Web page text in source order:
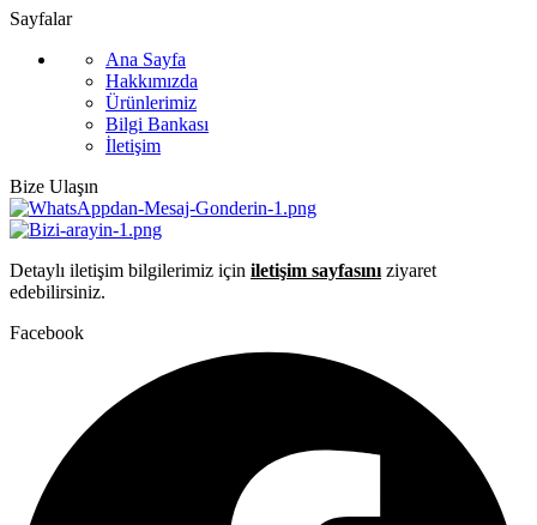
Sayfalar
Ana Sayfa
Hakkımızda
Ürünlerimiz
Bilgi Bankası
İletişim
Bize Ulaşın
Detaylı iletişim bilgilerimiz için iletişim sayfasınıziyaret
edebilirsiniz.
Facebook